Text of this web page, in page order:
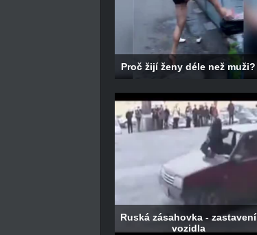
Proč žijí ženy déle než muži?
Ruská zásahovka - zastavení
vozidla